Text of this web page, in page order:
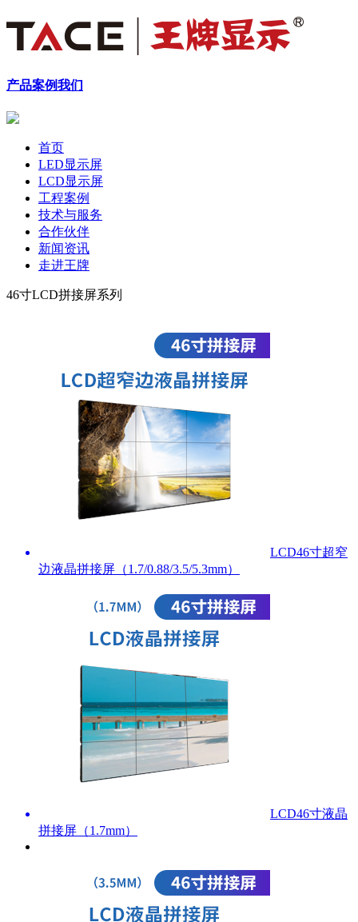
产品案例我们
首页
LED显示屏
LCD显示屏
工程案例
技术与服务
合作伙伴
新闻资讯
走进王牌
46寸LCD拼接屏系列
LCD46寸超窄
边液晶拼接屏（1.7/0.88/3.5/5.3mm）
LCD46寸液晶
拼接屏（1.7mm）